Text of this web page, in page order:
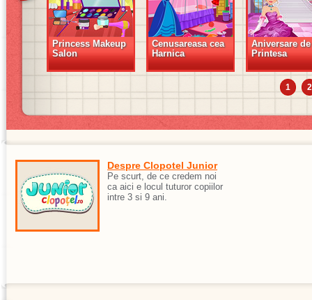
Princess Makeup
Salon
Cenusareasa cea
Harnica
Aniversare de
Printesa
1 2
Despre Clopotel Junior
Pe scurt, de ce credem noi
ca aici e locul tuturor copiilor
intre 3 si 9 ani.